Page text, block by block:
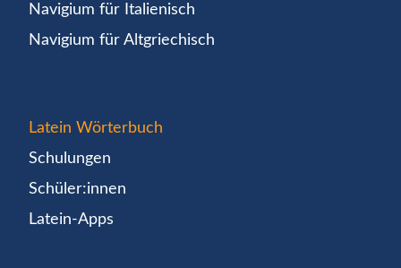
Navigium für Italienisch
Navigium für Altgriechisch
Latein Wörterbuch
Schulungen
Schüler:innen
Latein-Apps